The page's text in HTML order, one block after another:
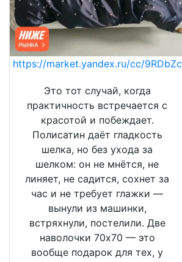
https://market.yandex.ru/cc/9RDbZc
Это тот случай, когда
практичность встречается с
красотой и побеждает.
Полисатин даёт гладкость
шелка, но без ухода за
шелком: он не мнётся, не
линяет, не садится, сохнет за
час и не требует глажки —
вынули из машинки,
встряхнули, постелили. Две
наволочки 70х70 — это
вообще подарок для тех, у